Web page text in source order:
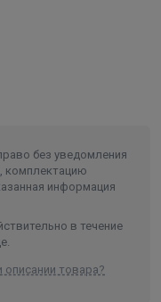
без уведомления
комплектацию
информация
в течение
описании товара?